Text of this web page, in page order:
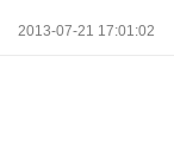
2013-07-21 17:01:02